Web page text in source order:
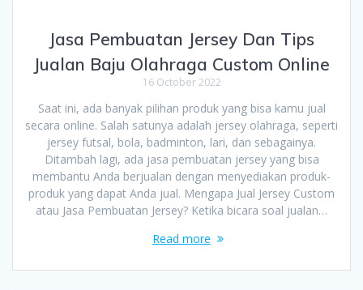
Jasa Pembuatan Jersey Dan Tips
Jualan Baju Olahraga Custom Online
16 October 2022
Saat ini, ada banyak pilihan produk yang bisa kamu jual
secara online. Salah satunya adalah jersey olahraga, seperti
jersey futsal, bola, badminton, lari, dan sebagainya.
Ditambah lagi, ada jasa pembuatan jersey yang bisa
membantu Anda berjualan dengan menyediakan produk-
produk yang dapat Anda jual. Mengapa Jual Jersey Custom
atau Jasa Pembuatan Jersey? Ketika bicara soal jualan…
Read more